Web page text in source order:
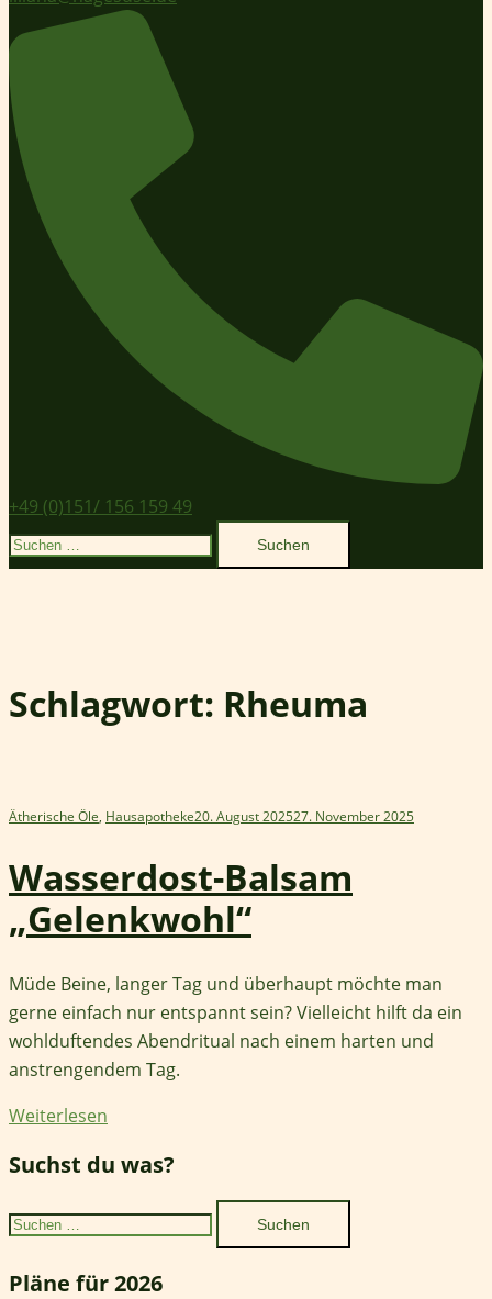
+49 (0)151/ 156 159 49
Suchen
nach:
Schlagwort: Rheuma
Ätherische Öle, Hausapotheke20. August 202527. November 2025
Wasserdost-Balsam
„Gelenkwohl“
Müde Beine, langer Tag und überhaupt möchte man
gerne einfach nur entspannt sein? Vielleicht hilft da ein
wohlduftendes Abendritual nach einem harten und
anstrengendem Tag.
Weiterlesen
Suchst du was?
Suchen
nach:
Pläne für 2026